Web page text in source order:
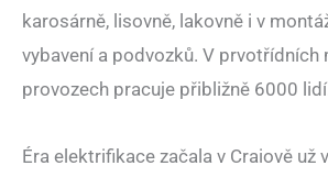
karosárně, lisovně, lakovně i v
vybavení a podvozků. V prvotřídních
provozech pracuje přibližně 6000
Éra elektrifikace začala v Craiově už